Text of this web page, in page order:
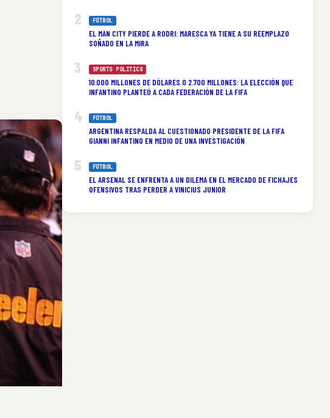
FÚTBOL
EL MAN CITY PIERDE A RODRI: MARESCA YA TIENE A SU REEMPLAZO
SOÑADO EN LA MIRA
SPORTS POLITICS
10.000 MILLONES DE DÓLARES O 2.700 MILLONES: LA ELECCIÓN QUE
INFANTINO PLANTEÓ A CADA FEDERACIÓN DE LA FIFA
FÚTBOL
ARGENTINA RESPALDA AL CUESTIONADO PRESIDENTE DE LA FIFA
GIANNI INFANTINO EN MEDIO DE UNA INVESTIGACIÓN
FÚTBOL
EL ARSENAL SE ENFRENTA A UN DILEMA EN EL MERCADO DE FICHAJES
OFENSIVOS TRAS PERDER A VINICIUS JUNIOR